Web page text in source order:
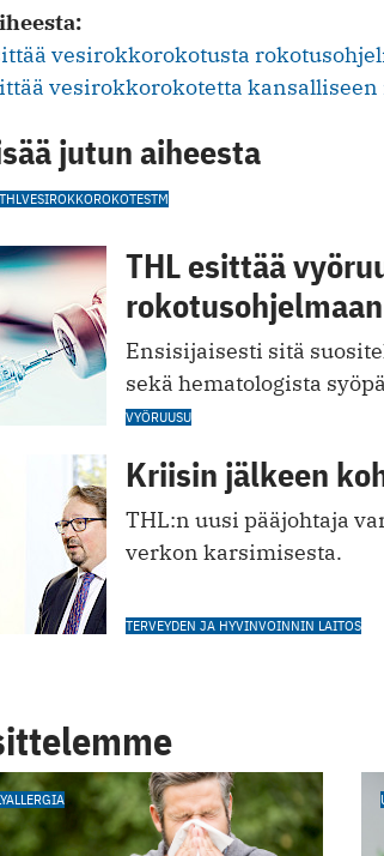
vesirokkorokotusta
vesirokkorokotetta
jutun aiheesta
THL VESIROKKOROKOTESTM
THL esittää
rokotusohjelmaan
Ensisijaisesti sitä
sekä hematologista
VYÖRUUSU
Kriisin jälkeen
THL:n uusi pääjohtaja
verkon karsimisesta.
TERVEYDEN JA HYVINVOINNIN LAITOS